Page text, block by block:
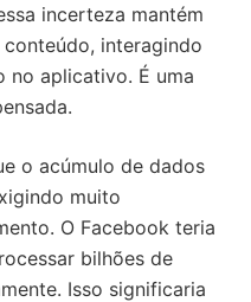
incerteza mantém
interagindo
no aplicativo. É uma
o acúmulo de dados
muito
O Facebook teria
bilhões de
Isso significaria